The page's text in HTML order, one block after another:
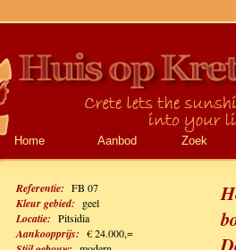
Home Aanbod Zoek
Referentie: FB 07
Kleur gebied: geel
Locatie: Pitsidia
Aankoopprijs: € 24.000,=